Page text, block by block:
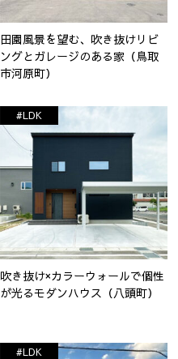
田園風景を望む、吹き抜けリビ
ングとガレージのある家（鳥取
市河原町）
吹き抜け×カラーウォールで個性
が光るモダンハウス（八頭町）
#LDK
#LDK